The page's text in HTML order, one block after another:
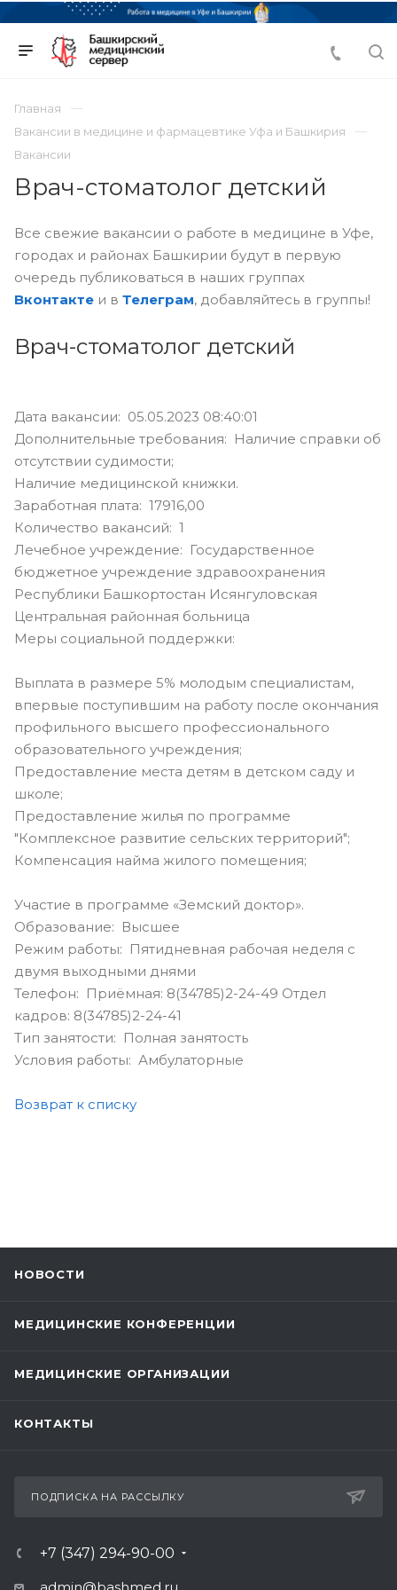
Главная
Вакансии в медицине и фармацевтике Уфа и Башкирия
Вакансии
Врач-стоматолог детский
Все свежие вакансии о работе в медицине в Уфе,
городах и районах Башкирии будут в первую
очередь публиковаться в наших группах
Вконтакте и в Телеграм, добавляйтесь в группы!
Врач-стоматолог детский
Дата вакансии: 05.05.2023 08:40:01
Дополнительные требования: Наличие справки об
отсутствии судимости;
Наличие медицинской книжки.
Заработная плата: 17916,00
Количество вакансий: 1
Лечебное учреждение: Государственное
бюджетное учреждение здравоохранения
Республики Башкортостан Исянгуловская
Центральная районная больница
Меры социальной поддержки:
Выплата в размере 5% молодым специалистам,
впервые поступившим на работу после окончания
профильного высшего профессионального
образовательного учреждения;
Предоставление места детям в детском саду и
школе;
Предоставление жилья по программе
"Комплексное развитие сельских территорий";
Компенсация найма жилого помещения;
Участие в программе «Земский доктор».
Образование: Высшее
Режим работы: Пятидневная рабочая неделя с
двумя выходными днями
Телефон: Приёмная: 8(34785)2-24-49 Отдел
кадров: 8(34785)2-24-41
Тип занятости: Полная занятость
Условия работы: Амбулаторные
Возврат к списку
НОВОСТИ
МЕДИЦИНСКИЕ КОНФЕРЕНЦИИ
МЕДИЦИНСКИЕ ОРГАНИЗАЦИИ
КОНТАКТЫ
ПОДПИСКА НА РАССЫЛКУ
+7 (347) 294-90-00